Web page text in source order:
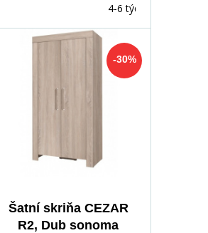
4-6 týdnů
-30%
Šatní skriňa CEZAR
R2, Dub sonoma